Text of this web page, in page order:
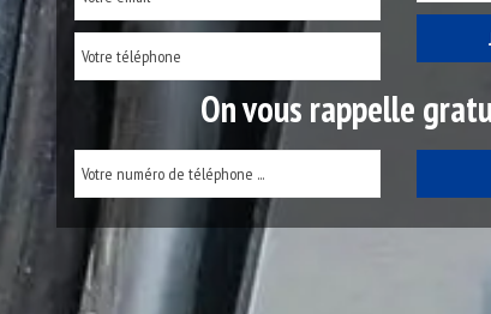
On vous rappelle